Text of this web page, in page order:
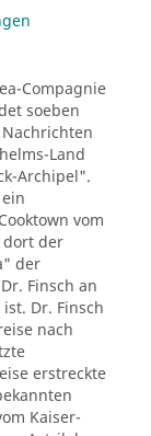
Compagnie
soeben
Land
Archipel".
vom
dort der
der
Finsch an
Dr. Finsch
nach
erstreckte
Kaiser-